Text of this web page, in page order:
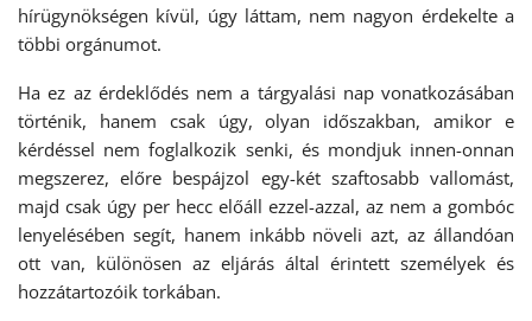
hírügynökségen kívül, úgy láttam, nem nagyon érdekelte a
többi orgánumot.
Ha ez az érdeklődés nem a tárgyalási nap vonatkozásában
történik, hanem csak úgy, olyan időszakban, amikor e
kérdéssel nem foglalkozik senki, és mondjuk innen-onnan
megszerez, előre bespájzol egy-két szaftosabb vallomást,
majd csak úgy per hecc előáll ezzel-azzal, az nem a gombóc
lenyelésében segít, hanem inkább növeli azt, az állandóan
ott van, különösen az eljárás által érintett személyek és
hozzátartozóik torkában.